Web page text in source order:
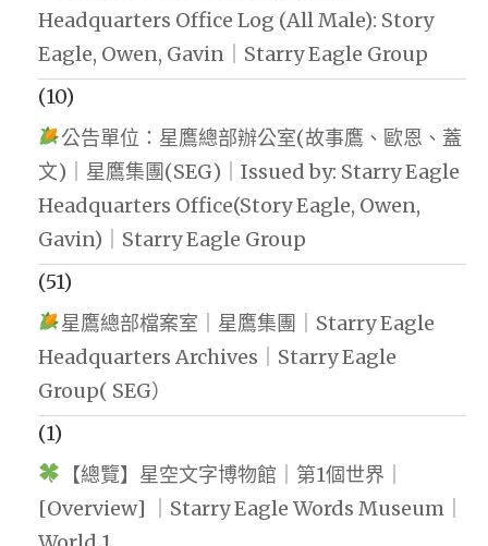
Headquarters Office Log (All Male): Story
Eagle, Owen, Gavin｜Starry Eagle Group
(10)
公告單位：星鷹總部辦公室(故事鷹、歐恩、蓋
文)｜星鷹集團(SEG)｜Issued by: Starry Eagle
Headquarters Office(Story Eagle, Owen,
Gavin)｜Starry Eagle Group
(51)
星鷹總部檔案室｜星鷹集團｜Starry Eagle
Headquarters Archives｜Starry Eagle
Group( SEG）
(1)
【總覽】星空文字博物館｜第1個世界｜
[Overview] ｜Starry Eagle Words Museum｜